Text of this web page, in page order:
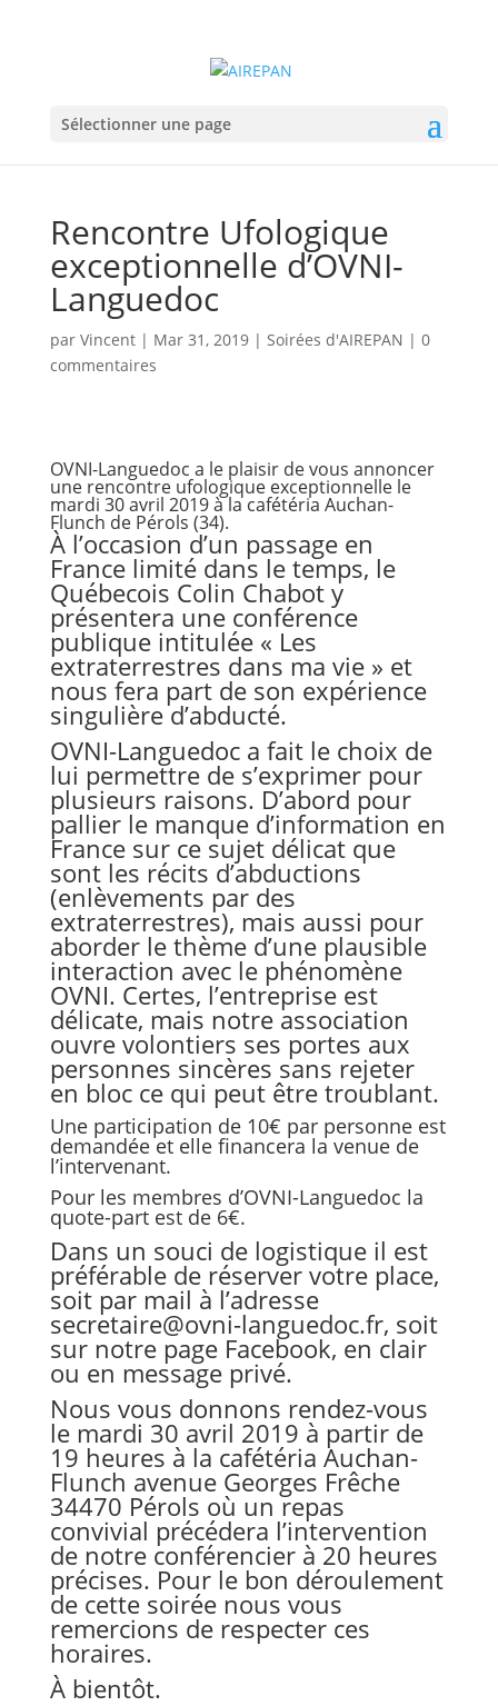
Sélectionner une page
Rencontre Ufologique
exceptionnelle d’OVNI-
Languedoc
par Vincent| Mar 31, 2019| Soirées d'AIREPAN | 0
commentaires
OVNI-Languedoc a le plaisir de vous annoncer
une rencontre ufologique exceptionnelle le
mardi 30 avril 2019 à la cafétéria Auchan-
Flunch de Pérols (34).
À l’occasion d’un passage en
France limité dans le temps, le
Québecois Colin Chabot y
présentera une conférence
publique intitulée « Les
extraterrestres dans ma vie » et
nous fera part de son expérience
singulière d’abducté.
OVNI-Languedoc a fait le choix de
lui permettre de s’exprimer pour
plusieurs raisons. D’abord pour
pallier le manque d’information en
France sur ce sujet délicat que
sont les récits d’abductions
(enlèvements par des
extraterrestres), mais aussi pour
aborder le thème d’une plausible
interaction avec le phénomène
OVNI. Certes, l’entreprise est
délicate, mais notre association
ouvre volontiers ses portes aux
personnes sincères sans rejeter
en bloc ce qui peut être troublant.
Une participation de 10€ par personne est
demandée et elle financera la venue de
l’intervenant.
Pour les membres d’OVNI-Languedoc la
quote-part est de 6€.
Dans un souci de logistique il est
préférable de réserver votre place,
soit par mail à l’adresse
secretaire@ovni-languedoc.fr, soit
sur notre page Facebook, en clair
ou en message privé.
Nous vous donnons rendez-vous
le mardi 30 avril 2019 à partir de
19 heures à la cafétéria Auchan-
Flunch avenue Georges Frêche
34470 Pérols où un repas
convivial précédera l’intervention
de notre conférencier à 20 heures
précises. Pour le bon déroulement
de cette soirée nous vous
remercions de respecter ces
horaires.
À bientôt.